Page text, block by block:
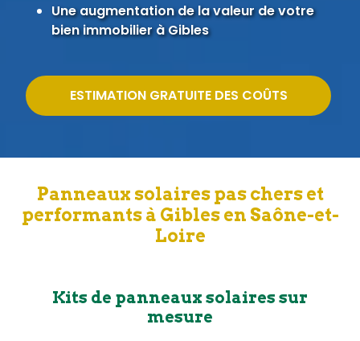
Une augmentation de la valeur de votre
bien immobilier à Gibles
ESTIMATION GRATUITE DES COÛTS
Panneaux solaires pas chers et
performants à Gibles en Saône-et-
Loire
Kits de panneaux solaires sur
mesure